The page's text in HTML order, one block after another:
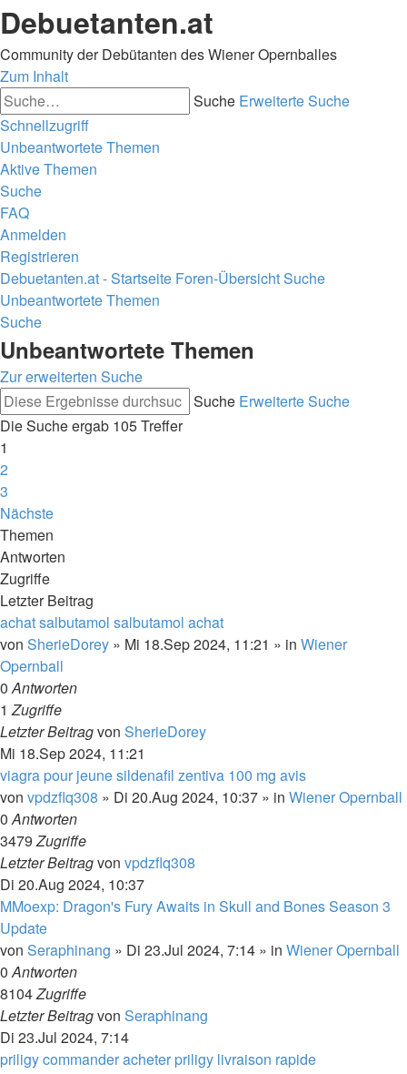
Debuetanten.at
Community der Debütanten des Wiener Opernballes
Zum Inhalt
Suche Erweiterte Suche
Schnellzugriff
Unbeantwortete Themen
Aktive Themen
Suche
FAQ
Anmelden
Registrieren
Debuetanten.at - Startseite Foren-ÜbersichtSuche
Unbeantwortete Themen
Suche
Unbeantwortete Themen
Zur erweiterten Suche
Suche Erweiterte Suche
Die Suche ergab 105 Treffer
1
2
3
Nächste
Themen
Antworten
Zugriffe
Letzter Beitrag
achat salbutamol salbutamol achat
von SherieDorey » Mi 18.Sep 2024, 11:21 » in Wiener
Opernball
0Antworten
1Zugriffe
Letzter Beitragvon SherieDorey
Mi 18.Sep 2024, 11:21
viagra pour jeune sildenafil zentiva 100 mg avis
von vpdzflq308 » Di 20.Aug 2024, 10:37 » in Wiener Opernball
0Antworten
3479Zugriffe
Letzter Beitragvon vpdzflq308
Di 20.Aug 2024, 10:37
MMoexp: Dragon's Fury Awaits in Skull and Bones Season 3
Update
von Seraphinang » Di 23.Jul 2024, 7:14 » in Wiener Opernball
0Antworten
8104Zugriffe
Letzter Beitragvon Seraphinang
Di 23.Jul 2024, 7:14
priligy commander acheter priligy livraison rapide